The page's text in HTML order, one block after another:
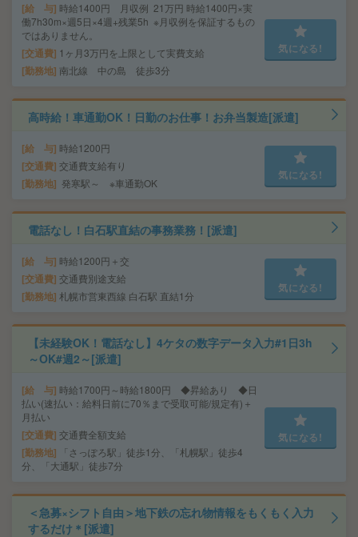
給 与 時給1400円 月収例 21万円 時給1400円×実
働7h30m×週5日×4週+残業5h ※月収例を保証するもの
ではありません。
交通費 1ヶ月3万円を上限として実費支給
勤務地 南北線 中の島 徒歩3分
気になる!
高時給！車通勤OK！日勤のお仕事！お弁当製造[派遣]
給 与 時給1200円
交通費 交通費支給有り
勤務地 発寒駅～ ※車通勤OK
気になる!
電話なし！白石駅直結の事務業務！[派遣]
給 与 時給1200円＋交
交通費 交通費別途支給
勤務地 札幌市営東西線 白石駅 直結1分
気になる!
【未経験OK！電話なし】4ケタの数字データ入力#1日3h
～OK#週2～[派遣]
給 与 時給1700円～時給1800円 ◆昇給あり ◆日
払い(速払い：給料日前に70％まで受取可能/規定有)＋
月払い
交通費 交通費全額支給
勤務地
「さっぽろ駅」徒歩1分、「札幌駅」徒歩4
分、「大通駅」徒歩7分
気になる!
＜急募×シフト自由＞地下鉄の忘れ物情報をもくもく入力
するだけ＊[派遣]